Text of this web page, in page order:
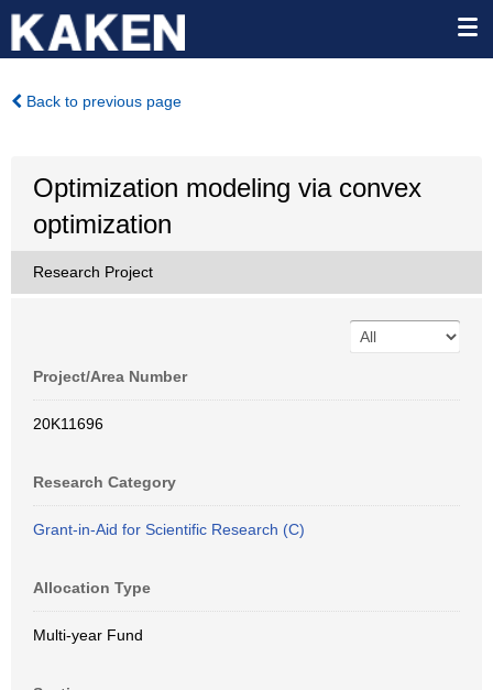
Back to previous page
Optimization modeling via convex
optimization
Research Project
Project/Area Number
20K11696
Research Category
Grant-in-Aid for Scientific Research (C)
Allocation Type
Multi-year Fund